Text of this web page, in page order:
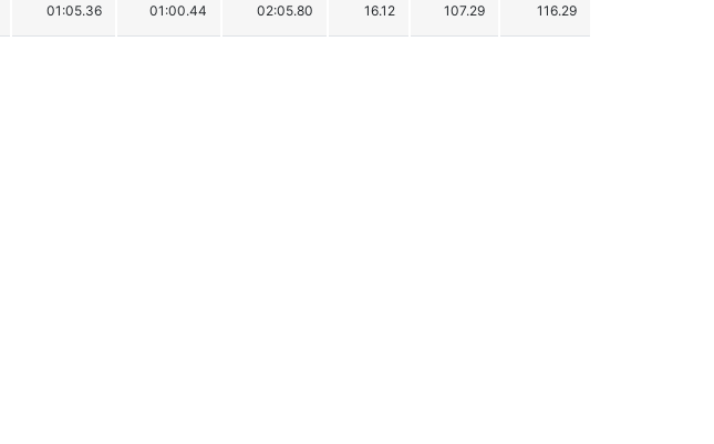
01:05.36 01:00.44 02:05.80 16.12 107.29 116.29